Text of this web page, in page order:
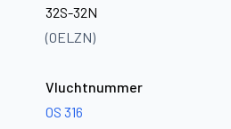
32S-32N
(OELZN)
Vluchtnummer
OS 316